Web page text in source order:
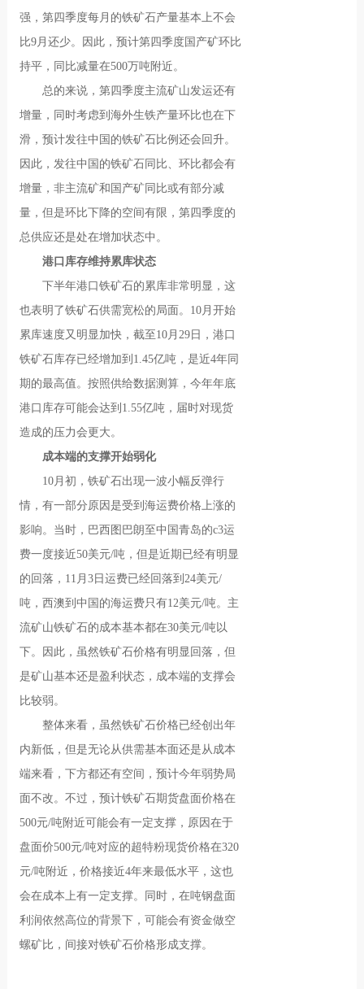
强，第四季度每月的铁矿石产量基本上不会
比9月还少。因此，预计第四季度国产矿环比
持平，同比减量在500万吨附近。
总的来说，第四季度主流矿山发运还有
增量，同时考虑到海外生铁产量环比也在下
滑，预计发往中国的铁矿石比例还会回升。
因此，发往中国的铁矿石同比、环比都会有
增量，非主流矿和国产矿同比或有部分减
量，但是环比下降的空间有限，第四季度的
总供应还是处在增加状态中。
港口库存维持累库状态
下半年港口铁矿石的累库非常明显，这
也表明了铁矿石供需宽松的局面。10月开始
累库速度又明显加快，截至10月29日，港口
铁矿石库存已经增加到1.45亿吨，是近4年同
期的最高值。按照供给数据测算，今年年底
港口库存可能会达到1.55亿吨，届时对现货
造成的压力会更大。
成本端的支撑开始弱化
10月初，铁矿石出现一波小幅反弹行
情，有一部分原因是受到海运费价格上涨的
影响。当时，巴西图巴朗至中国青岛的c3运
费一度接近50美元/吨，但是近期已经有明显
的回落，11月3日运费已经回落到24美元/
吨，西澳到中国的海运费只有12美元/吨。主
流矿山铁矿石的成本基本都在30美元/吨以
下。因此，虽然铁矿石价格有明显回落，但
是矿山基本还是盈利状态，成本端的支撑会
比较弱。
整体来看，虽然铁矿石价格已经创出年
内新低，但是无论从供需基本面还是从成本
端来看，下方都还有空间，预计今年弱势局
面不改。不过，预计铁矿石期货盘面价格在
500元/吨附近可能会有一定支撑，原因在于
盘面价500元/吨对应的超特粉现货价格在320
元/吨附近，价格接近4年来最低水平，这也
会在成本上有一定支撑。同时，在吨钢盘面
利润依然高位的背景下，可能会有资金做空
螺矿比，间接对铁矿石价格形成支撑。